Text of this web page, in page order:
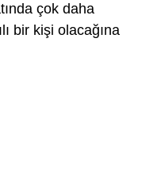
çok daha
bir kişi olacağına